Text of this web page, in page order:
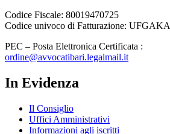
Codice Fiscale: 80019470725
Codice univoco di Fatturazione: UFGAKA
PEC – Posta Elettronica Certificata :
ordine@avvocatibari.legalmail.it
In Evidenza
Il Consiglio
Uffici Amministrativi
Informazioni agli iscritti